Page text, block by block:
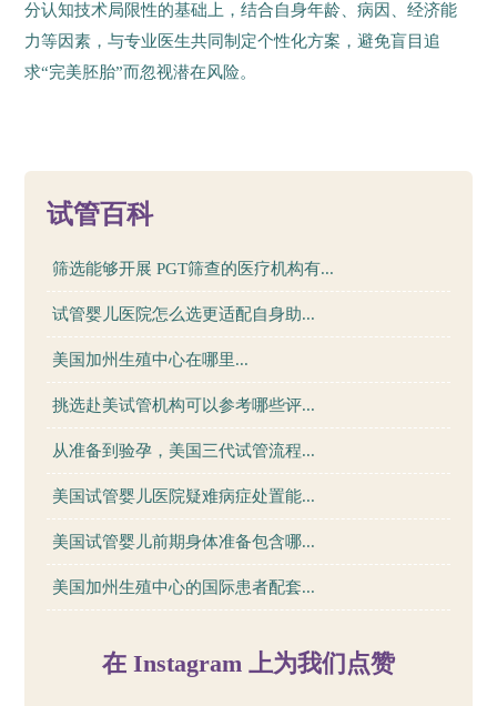
分认知技术局限性的基础上，结合自身年龄、病因、经济能
力等因素，与专业医生共同制定个性化方案，避免盲目追
求“完美胚胎”而忽视潜在风险。
试管百科
筛选能够开展 PGT筛查的医疗机构有...
试管婴儿医院怎么选更适配自身助...
美国加州生殖中心在哪里...
挑选赴美试管机构可以参考哪些评...
从准备到验孕，美国三代试管流程...
美国试管婴儿医院疑难病症处置能...
美国试管婴儿前期身体准备包含哪...
美国加州生殖中心的国际患者配套...
在 Instagram 上为我们点赞